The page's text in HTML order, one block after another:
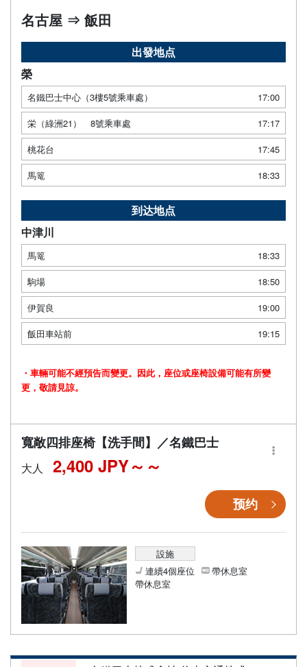
名古屋 ⇒ 飯田
出發地点
榮
名鐵巴士中心（3樓5號乘車處）
17:00
栄（綠洲21） 8號乘車處
17:17
桃花台
17:45
馬篭
18:33
到达地点
中津川
馬篭
18:33
駒場
18:50
伊賀良
19:00
飯田車站前
19:15
・車輛可能不經預告而變更。因此，座位或座椅設備可能有所變
更，敬請見諒。
寬敞四排座椅【洗手間】／名鐵巴士
大人 2,400 JPY～
预约
設施
連續4個座位
帶休息室
帶休息室